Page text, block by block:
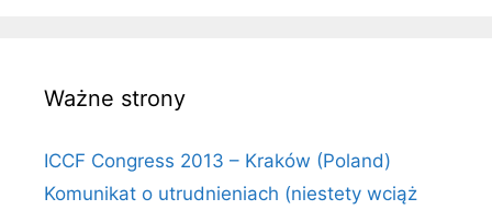
Ważne strony
ICCF Congress 2013 – Kraków (Poland)
Komunikat o utrudnieniach (niestety wciąż